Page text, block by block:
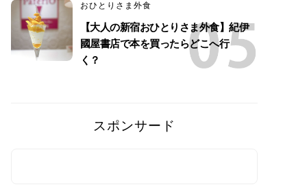
おひとりさま外食
【大人の新宿おひとりさま外食】紀伊
國屋書店で本を買ったらどこへ行
く？
スポンサード